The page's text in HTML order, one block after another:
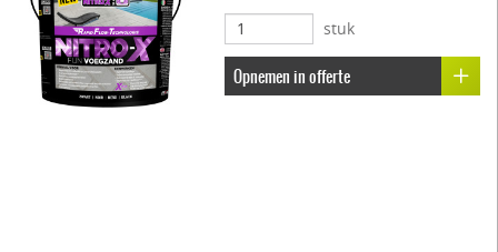
stuk
Opnemen in offerte